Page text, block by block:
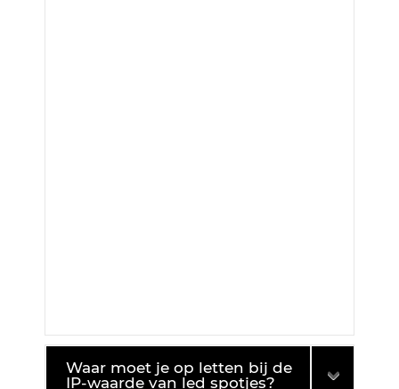
Waar moet je op letten bij de
IP-waarde van led spotjes?